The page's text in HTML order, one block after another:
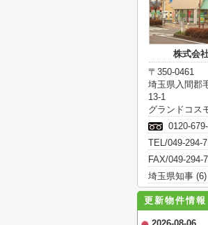
株式会
〒350-0461
埼玉県入間郡
13-1
グランドコス
0120-
TEL/049-294-
FAX/049-294-
埼玉県知事
更新物件情報